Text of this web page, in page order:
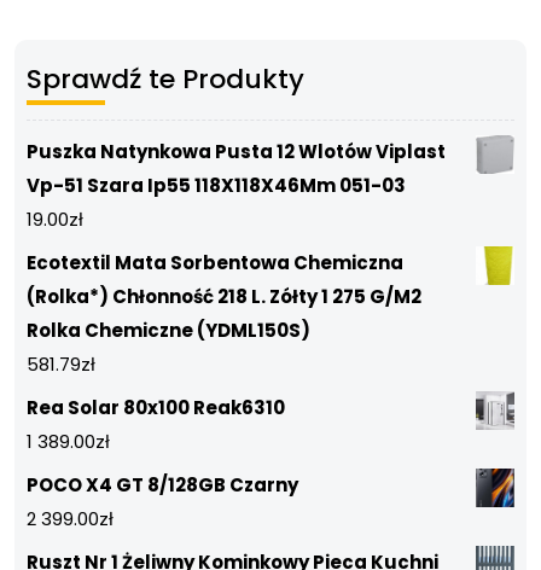
Sprawdź te Produkty
Puszka Natynkowa Pusta 12 Wlotów Viplast
Vp-51 Szara Ip55 118X118X46Mm 051-03
19.00zł
Ecotextil Mata Sorbentowa Chemiczna
(Rolka*) Chłonność 218 L. Zółty 1 275 G/M2
Rolka Chemiczne (YDML150S)
581.79zł
Rea Solar 80x100 Reak6310
1 389.00zł
POCO X4 GT 8/128GB Czarny
2 399.00zł
Ruszt Nr 1 Żeliwny Kominkowy Pieca Kuchni